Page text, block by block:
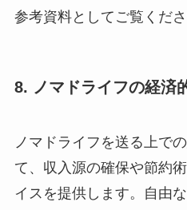
参考資料としてご覧くださ
8. ノマドライフの経済
ノマドライフを送る上で
て、収入源の確保や節約
イスを提供します。自由